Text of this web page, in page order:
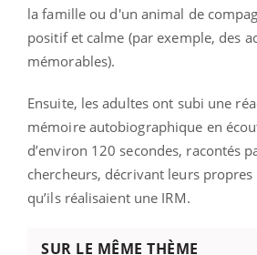
la famille ou d'un animal de
positif et calme (par exemple, des
mémorables).
Ensuite, les adultes ont subi une
mémoire autobiographique en
d’environ 120 secondes, racontés
chercheurs, décrivant leurs
qu’ils réalisaient une IRM.
SUR LE MÊME THÈME